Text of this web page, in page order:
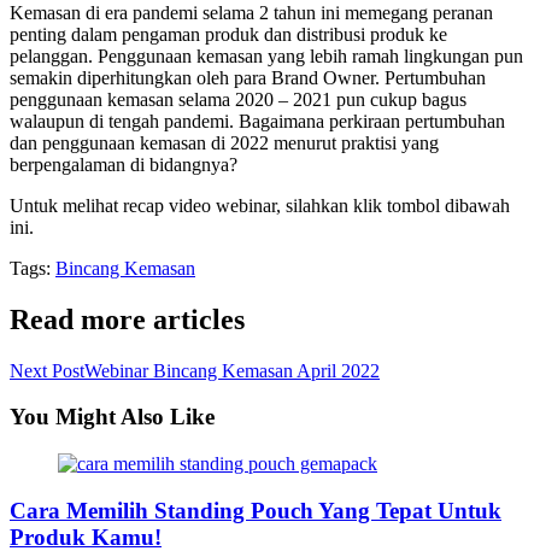
Kemasan di era pandemi selama 2 tahun ini memegang peranan
penting dalam pengaman produk dan distribusi produk ke
pelanggan. Penggunaan kemasan yang lebih ramah lingkungan pun
semakin diperhitungkan oleh para Brand Owner. Pertumbuhan
penggunaan kemasan selama 2020 – 2021 pun cukup bagus
walaupun di tengah pandemi. Bagaimana perkiraan pertumbuhan
dan penggunaan kemasan di 2022 menurut praktisi yang
berpengalaman di bidangnya?
Untuk melihat recap video webinar, silahkan klik tombol dibawah
ini.
Tags: Bincang Kemasan
Read more articles
Next PostWebinar Bincang Kemasan April 2022
You Might Also Like
Cara Memilih Standing Pouch Yang Tepat Untuk
Produk Kamu!